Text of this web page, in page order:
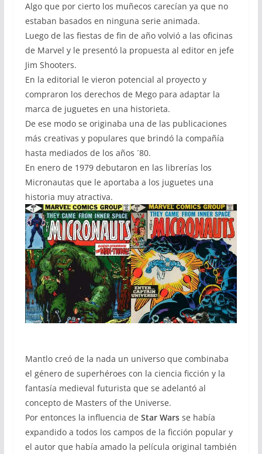
Algo que por cierto los muñecos carecían ya que no
estaban basados en ninguna serie animada.
Luego de las fiestas de fin de año volvió a las oficinas
de Marvel y le presentó la propuesta al editor en jefe
Jim Shooters.
En la editorial le vieron potencial al proyecto y
compraron los derechos de Mego para adaptar la
marca de juguetes en una historieta.
De ese modo se originaba una de las publicaciones
más creativas y populares que brindó la compañía
hasta mediados de los años ´80.
En enero de 1979 debutaron en las librerías los
Micronautas que le aportaba a los juguetes una
historia muy atractiva.
Mantlo creó de la nada un universo que combinaba
el género de superhéroes con la ciencia ficción y la
fantasía medieval futurista que se adelantó al
concepto de Masters of the Universe.
Por entonces la influencia de Star Warsse había
expandido a todos los campos de la ficción popular y
el autor que había amado la película original también